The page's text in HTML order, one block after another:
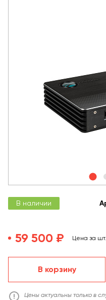
В наличии
59 500 ₽ Цена за шт.
В корзину
Цены актуальны только в